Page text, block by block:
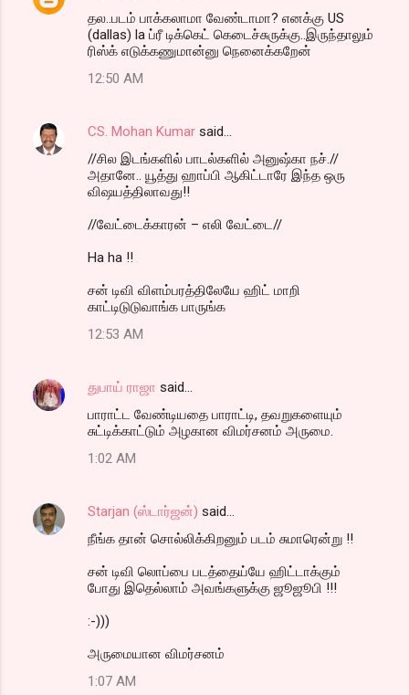
t
தல..படம் பாக்கலாமா வேண்டாமா? எனக்கு US
(dallas) la ப்ரீ டிக்கெட் கெடைச்சுருக்கு..இருந்தாலும்
ரிஸ்க் எடுக்கணுமான்னு நெனைக்கறேன்
12:50 AM
CS. Mohan Kumar said…
//சில இடங்களில் பாடல்களில் அனுஷ்கா நச்.//
அதானே.. யூத்து ஹாப்பி ஆகிட்டாரே இந்த ஒரு
விஷயத்திலாவது!!
//வேட்டைக்காரன் – எலி வேட்டை//
Ha ha !!
சன் டிவி விளம்பரத்திலேயே ஹிட் மாறி
காட்டிடுடுவாங்க பாருங்க
12:53 AM
துபாய் ராஜா said…
பாராட்ட வேண்டியதை பாராட்டி, தவறுகளையும்
சுட்டிக்காட்டும் அழகான விமர்சனம் அருமை.
1:02 AM
Starjan (ஸ்டார்ஜன்) said…
நீங்க தான் சொல்லிக்கிறனும் படம் சுமாரென்று !!
சன் டிவி லொப்பை படத்தைய்யே ஹிட்டாக்கும்
போது இதெல்லாம் அவங்களுக்கு ஜூஜூபி !!!
:-)))
அருமையான விமர்சனம்
1:07 AM